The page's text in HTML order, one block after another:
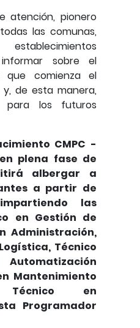
atención, pionero
las comunas,
sobre el
que comienza el
de esta manera,
para los futuros
CMPC -
plena fase de
albergar a
a partir de
las
en Gestión de
Administración,
Técnico
Mantenimiento
Técnico en
Programador